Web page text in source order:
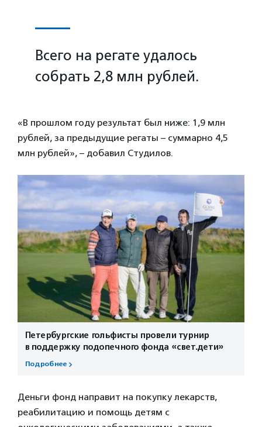
Всего на регате удалось
собрать 2,8 млн рублей.
«В прошлом году результат был ниже: 1,9 млн
рублей, за предыдущие регаты – суммарно 4,5
млн рублей», – добавил Студилов.
Петербургские гольфисты провели турнир
в поддержку подопечного фонда «свет.дети»
Подробнее
Деньги фонд направит на покупку лекарств,
реабилитацию и помощь детям с